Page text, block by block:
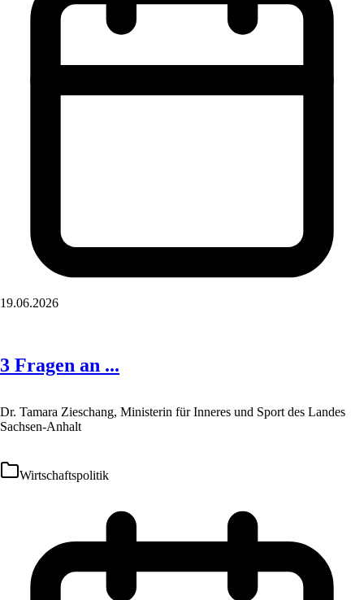
19.06.2026
3 Fragen an ...
Dr. Tamara Zieschang, Ministerin für Inneres und Sport des Landes
Sachsen-Anhalt
Wirtschaftspolitik